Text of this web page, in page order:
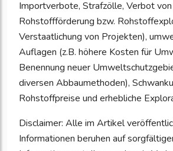
Importverbote, Strafzölle, Verbot von
Rohstoffförderung bzw.
Verstaatlichung von Projekten),
Auflagen (z.B. höhere Kosten für
Benennung neuer
diversen Abbaumethoden),
Rohstoffpreise und erhebliche
Disclaimer: Alle im Artikel
Informationen beruhen auf